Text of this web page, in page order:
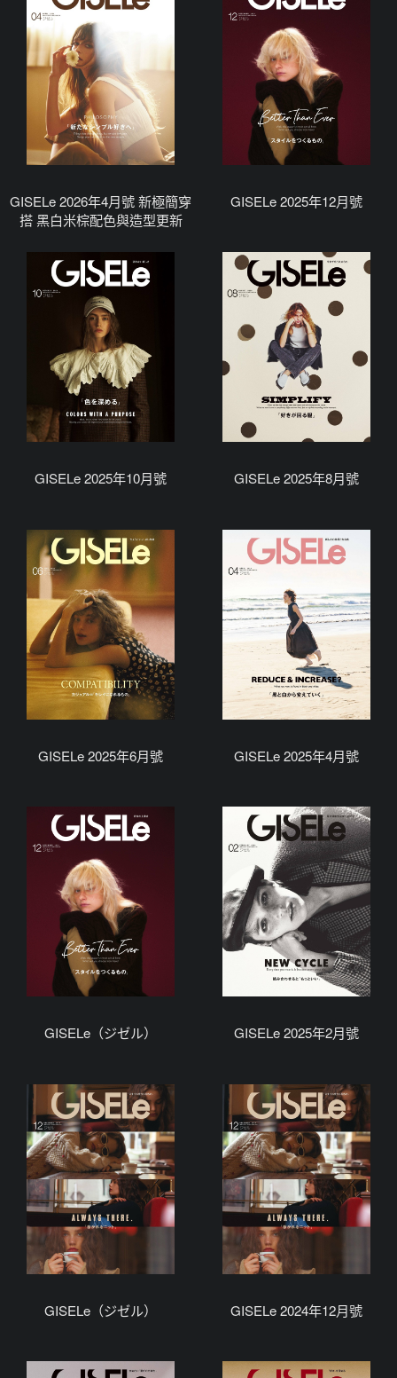
GISELe 2026年4月號 新極簡穿
搭 黑白米棕配色與造型更新
GISELe 2025年12月號
GISELe 2025年10月號 GISELe 2025年8月號
GISELe 2025年6月號 GISELe 2025年4月號
GISELe（ジゼル） GISELe 2025年2月號
GISELe（ジゼル） GISELe 2024年12月號